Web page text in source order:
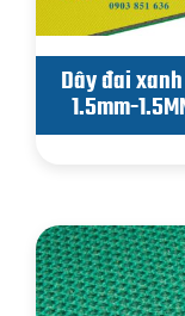
Dây đai
1.5mm-